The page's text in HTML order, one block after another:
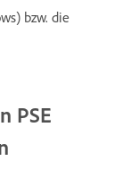
bzw. die
PSE